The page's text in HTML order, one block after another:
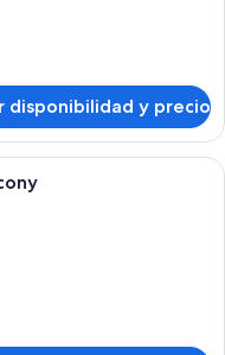
disponibilidad y precio
de cama de alta calidad y caja